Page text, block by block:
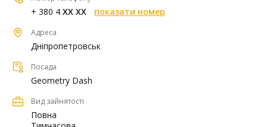
+ 380 4 XX XX показати номер
Адреса
Дніпропетровськ
Посада
Geometry Dash
Вид зайнятості
Повна